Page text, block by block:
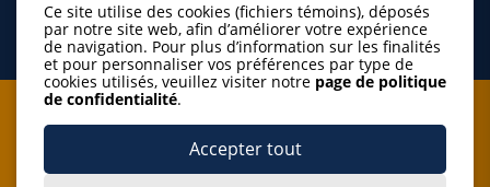
Je m'abonne à l'infolettre
Ce site utilise des cookies (fichiers témoins), déposés
par notre site web, afin d’améliorer votre expérience
de navigation. Pour plus d’information sur les finalités
et pour personnaliser vos préférences par type de
cookies utilisés, veuillez visiter notre page de politique
de confidentialité.
Accepter tout